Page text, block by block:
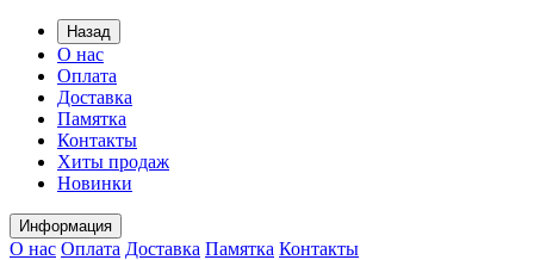
Назад
О нас
Оплата
Доставка
Памятка
Контакты
Хиты продаж
Новинки
Информация
О нас Оплата Доставка Памятка Контакты